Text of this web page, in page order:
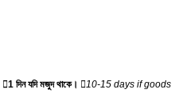
1 দিন যদি মজুদ থাকে। 10-15 days if goods